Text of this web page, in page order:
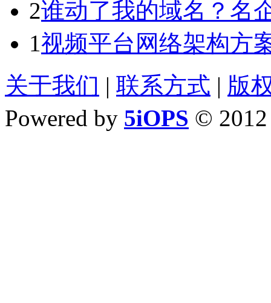
2谁动了我的域名？名
1视频平台网络架构方
关于我们 | 联系方式 | 版
Powered by 5iOPS ©